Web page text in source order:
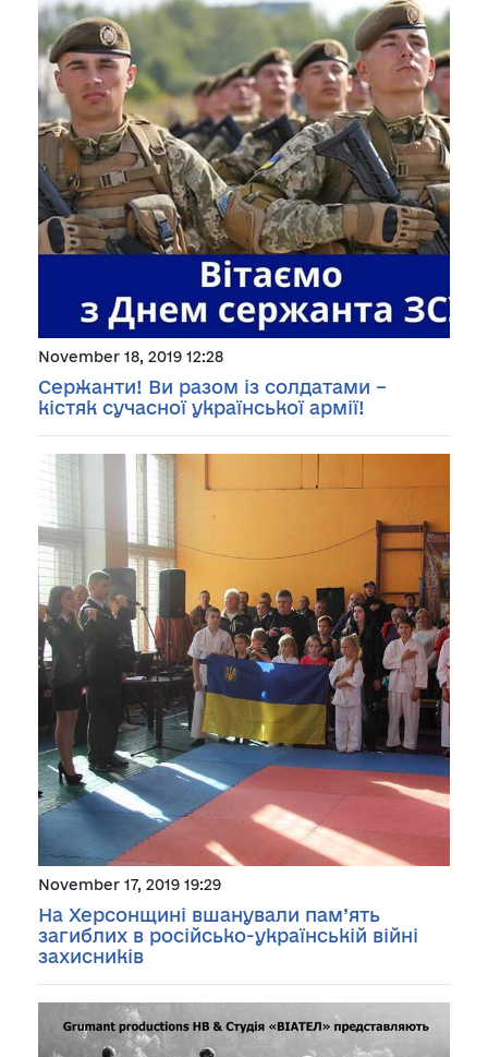
November 18, 2019 12:28
Сержанти! Ви разом із солдатами –
кістяк сучасної української армії!
November 17, 2019 19:29
На Херсонщині вшанували пам’ять
загиблих в російсько-українській війні
захисників